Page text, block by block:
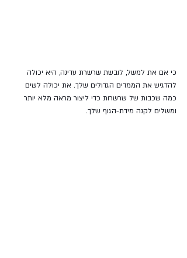
כי אם את למשל, לובשת שרשרת עדינה, היא יכולה
להדגיש את הממדים הגדולים שלך. את יכולה לשים
כמה שכבות של שרשרות כדי ליצור מראה מלא יותר
ומשלים לקנה מידת-הגוף שלך.